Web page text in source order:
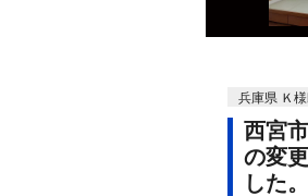
兵庫県 Ｋ
西宮
の変
した。